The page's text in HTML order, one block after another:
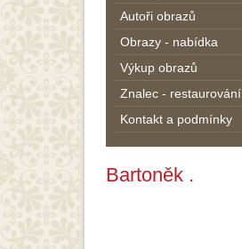
Autoři obrazů
Obrazy - nabídka
Výkup obrazů
Znalec - restaurování
Kontakt a podmínky
Bartoněk .